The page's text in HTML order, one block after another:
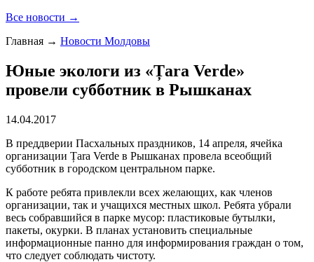
Все новости →
Главная → Новости Молдовы
Юные экологи из «Țara Verde»
провели субботник в Рышканах
14.04.2017
В преддверии Пасхальных праздников, 14 апреля, ячейка
организации Țara Verde в Рышканах провела всеобщий
субботник в городском центральном парке.
К работе ребята привлекли всех желающих, как членов
организации, так и учащихся местных школ. Ребята убрали
весь собравшийся в парке мусор: пластиковые бутылки,
пакеты, окурки. В планах установить специальные
информационные панно для информирования граждан о том,
что следует соблюдать чистоту.